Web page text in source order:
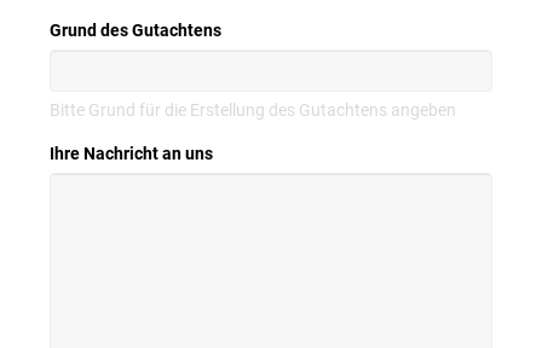
Grund des Gutachtens
Bitte Grund für die Erstellung des Gutachtens angeben
Ihre Nachricht an uns